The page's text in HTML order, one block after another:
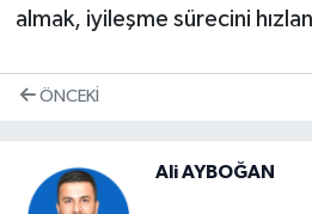
almak, iyileşme sürecini
ÖNCEKI
Ali AYBOĞAN